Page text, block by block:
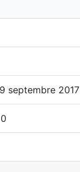
septembre 2017